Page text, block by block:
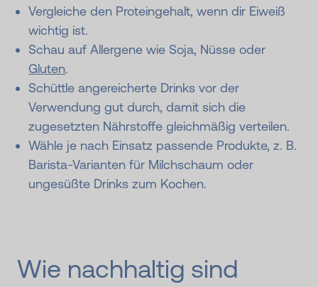
Vergleiche den Proteingehalt, wenn dir Eiweiß
wichtig ist.
Schau auf Allergene wie Soja, Nüsse oder
Gluten.
Schüttle angereicherte Drinks vor der
Verwendung gut durch, damit sich die
zugesetzten Nährstoffe gleichmäßig verteilen.
Wähle je nach Einsatz passende Produkte, z. B.
Barista-Varianten für Milchschaum oder
ungesüßte Drinks zum Kochen.
Wie nachhaltig sind